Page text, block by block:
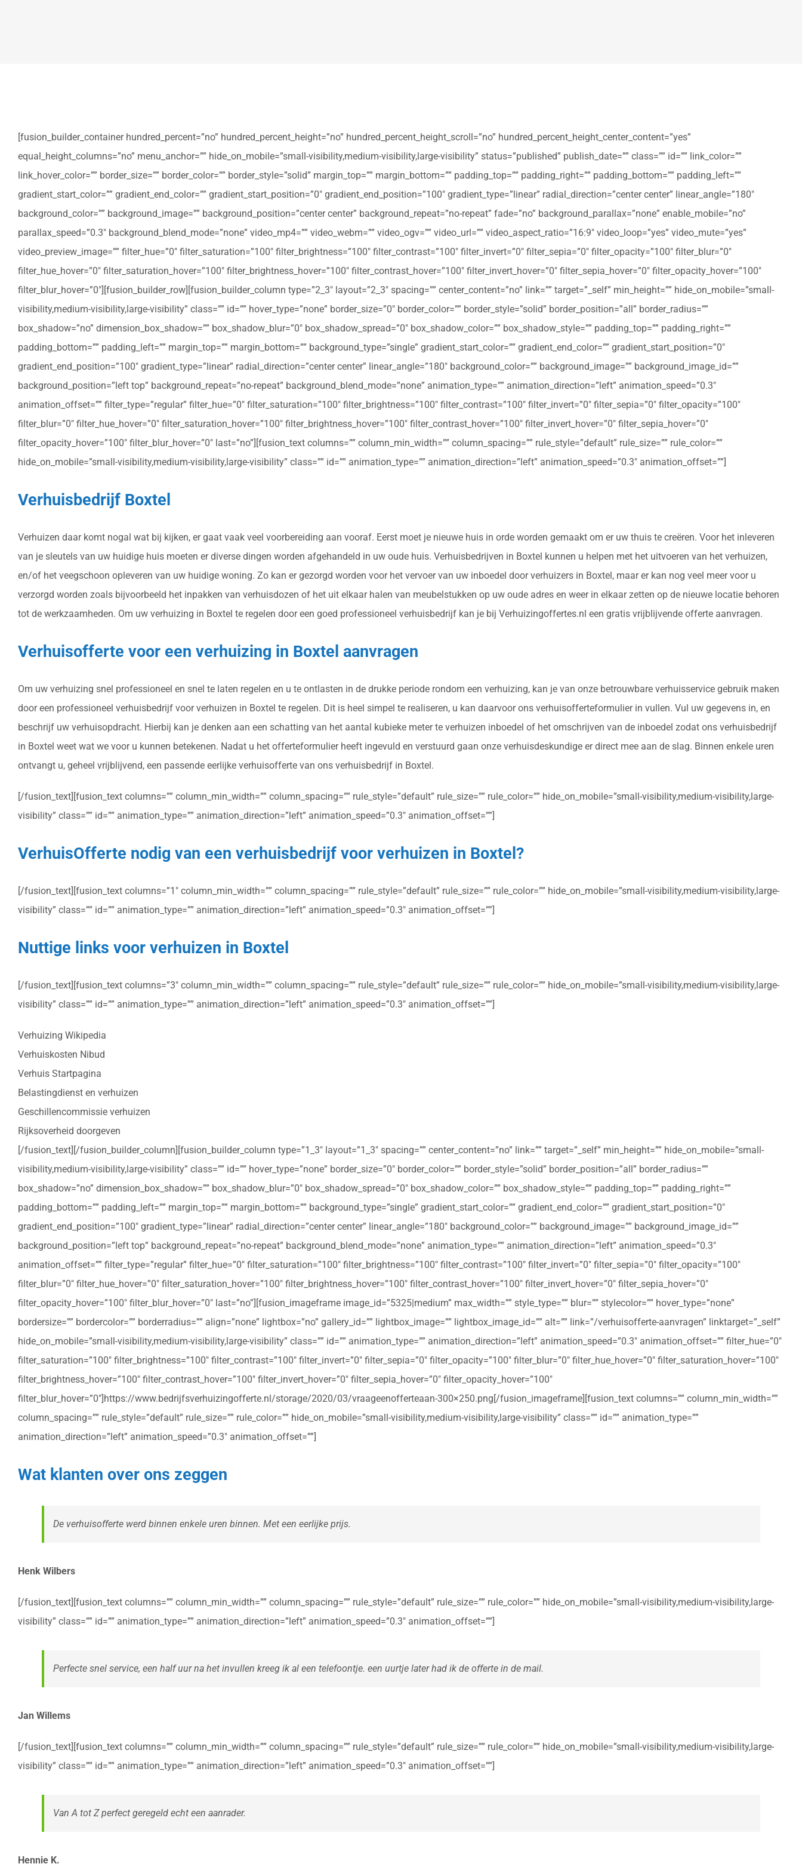
[fusion_builder_container hundred_percent=”no” hundred_percent_height=”no” hundred_percent_height_scroll=”no” hundred_percent_height_center_content=”yes”
equal_height_columns=”no” menu_anchor=”” hide_on_mobile=”small-visibility,medium-visibility,large-visibility” status=”published” publish_date=”” class=”” id=”” link_color=””
link_hover_color=”” border_size=”” border_color=”” border_style=”solid” margin_top=”” margin_bottom=”” padding_top=”” padding_right=”” padding_bottom=”” padding_left=””
gradient_start_color=”” gradient_end_color=”” gradient_start_position=”0″ gradient_end_position=”100″ gradient_type=”linear” radial_direction=”center center” linear_angle=”180″
background_color=”” background_image=”” background_position=”center center” background_repeat=”no-repeat” fade=”no” background_parallax=”none” enable_mobile=”no”
parallax_speed=”0.3″ background_blend_mode=”none” video_mp4=”” video_webm=”” video_ogv=”” video_url=”” video_aspect_ratio=”16:9″ video_loop=”yes” video_mute=”yes”
video_preview_image=”” filter_hue=”0″ filter_saturation=”100″ filter_brightness=”100″ filter_contrast=”100″ filter_invert=”0″ filter_sepia=”0″ filter_opacity=”100″ filter_blur=”0″
filter_hue_hover=”0″ filter_saturation_hover=”100″ filter_brightness_hover=”100″ filter_contrast_hover=”100″ filter_invert_hover=”0″ filter_sepia_hover=”0″ filter_opacity_hover=”100″
filter_blur_hover=”0″][fusion_builder_row][fusion_builder_column type=”2_3″ layout=”2_3″ spacing=”” center_content=”no” link=”” target=”_self” min_height=”” hide_on_mobile=”small-
visibility,medium-visibility,large-visibility” class=”” id=”” hover_type=”none” border_size=”0″ border_color=”” border_style=”solid” border_position=”all” border_radius=””
box_shadow=”no” dimension_box_shadow=”” box_shadow_blur=”0″ box_shadow_spread=”0″ box_shadow_color=”” box_shadow_style=”” padding_top=”” padding_right=””
padding_bottom=”” padding_left=”” margin_top=”” margin_bottom=”” background_type=”single” gradient_start_color=”” gradient_end_color=”” gradient_start_position=”0″
gradient_end_position=”100″ gradient_type=”linear” radial_direction=”center center” linear_angle=”180″ background_color=”” background_image=”” background_image_id=””
background_position=”left top” background_repeat=”no-repeat” background_blend_mode=”none” animation_type=”” animation_direction=”left” animation_speed=”0.3″
animation_offset=”” filter_type=”regular” filter_hue=”0″ filter_saturation=”100″ filter_brightness=”100″ filter_contrast=”100″ filter_invert=”0″ filter_sepia=”0″ filter_opacity=”100″
filter_blur=”0″ filter_hue_hover=”0″ filter_saturation_hover=”100″ filter_brightness_hover=”100″ filter_contrast_hover=”100″ filter_invert_hover=”0″ filter_sepia_hover=”0″
filter_opacity_hover=”100″ filter_blur_hover=”0″ last=”no”][fusion_text columns=”” column_min_width=”” column_spacing=”” rule_style=”default” rule_size=”” rule_color=””
hide_on_mobile=”small-visibility,medium-visibility,large-visibility” class=”” id=”” animation_type=”” animation_direction=”left” animation_speed=”0.3″ animation_offset=””]
Verhuisbedrijf Boxtel
Verhuizen daar komt nogal wat bij kijken, er gaat vaak veel voorbereiding aan vooraf. Eerst moet je nieuwe huis in orde worden gemaakt om er uw thuis te creëren. Voor het inleveren
van je sleutels van uw huidige huis moeten er diverse dingen worden afgehandeld in uw oude huis. Verhuisbedrijven in Boxtel kunnen u helpen met het uitvoeren van het verhuizen,
en/of het veegschoon opleveren van uw huidige woning. Zo kan er gezorgd worden voor het vervoer van uw inboedel door verhuizers in Boxtel, maar er kan nog veel meer voor u
verzorgd worden zoals bijvoorbeeld het inpakken van verhuisdozen of het uit elkaar halen van meubelstukken op uw oude adres en weer in elkaar zetten op de nieuwe locatie behoren
tot de werkzaamheden. Om uw verhuizing in Boxtel te regelen door een goed professioneel verhuisbedrijf kan je bij Verhuizingoffertes.nl een gratis vrijblijvende offerte aanvragen.
Verhuisofferte voor een verhuizing in Boxtel aanvragen
Om uw verhuizing snel professioneel en snel te laten regelen en u te ontlasten in de drukke periode rondom een verhuizing, kan je van onze betrouwbare verhuisservice gebruik maken
door een professioneel verhuisbedrijf voor verhuizen in Boxtel te regelen. Dit is heel simpel te realiseren, u kan daarvoor ons verhuisofferteformulier in vullen. Vul uw gegevens in, en
beschrijf uw verhuisopdracht. Hierbij kan je denken aan een schatting van het aantal kubieke meter te verhuizen inboedel of het omschrijven van de inboedel zodat ons verhuisbedrijf
in Boxtel weet wat we voor u kunnen betekenen. Nadat u het offerteformulier heeft ingevuld en verstuurd gaan onze verhuisdeskundige er direct mee aan de slag. Binnen enkele uren
ontvangt u, geheel vrijblijvend, een passende eerlijke verhuisofferte van ons verhuisbedrijf in Boxtel.
[/fusion_text][fusion_text columns=”” column_min_width=”” column_spacing=”” rule_style=”default” rule_size=”” rule_color=”” hide_on_mobile=”small-visibility,medium-visibility,large-
visibility” class=”” id=”” animation_type=”” animation_direction=”left” animation_speed=”0.3″ animation_offset=””]
VerhuisOfferte nodig van een verhuisbedrijf voor verhuizen in Boxtel?
[/fusion_text][fusion_text columns=”1″ column_min_width=”” column_spacing=”” rule_style=”default” rule_size=”” rule_color=”” hide_on_mobile=”small-visibility,medium-visibility,large-
visibility” class=”” id=”” animation_type=”” animation_direction=”left” animation_speed=”0.3″ animation_offset=””]
Nuttige links voor verhuizen in Boxtel
[/fusion_text][fusion_text columns=”3″ column_min_width=”” column_spacing=”” rule_style=”default” rule_size=”” rule_color=”” hide_on_mobile=”small-visibility,medium-visibility,large-
visibility” class=”” id=”” animation_type=”” animation_direction=”left” animation_speed=”0.3″ animation_offset=””]
Verhuizing Wikipedia
Verhuiskosten Nibud
Verhuis Startpagina
Belastingdienst en verhuizen
Geschillencommissie verhuizen
Rijksoverheid doorgeven
[/fusion_text][/fusion_builder_column][fusion_builder_column type=”1_3″ layout=”1_3″ spacing=”” center_content=”no” link=”” target=”_self” min_height=”” hide_on_mobile=”small-
visibility,medium-visibility,large-visibility” class=”” id=”” hover_type=”none” border_size=”0″ border_color=”” border_style=”solid” border_position=”all” border_radius=””
box_shadow=”no” dimension_box_shadow=”” box_shadow_blur=”0″ box_shadow_spread=”0″ box_shadow_color=”” box_shadow_style=”” padding_top=”” padding_right=””
padding_bottom=”” padding_left=”” margin_top=”” margin_bottom=”” background_type=”single” gradient_start_color=”” gradient_end_color=”” gradient_start_position=”0″
gradient_end_position=”100″ gradient_type=”linear” radial_direction=”center center” linear_angle=”180″ background_color=”” background_image=”” background_image_id=””
background_position=”left top” background_repeat=”no-repeat” background_blend_mode=”none” animation_type=”” animation_direction=”left” animation_speed=”0.3″
animation_offset=”” filter_type=”regular” filter_hue=”0″ filter_saturation=”100″ filter_brightness=”100″ filter_contrast=”100″ filter_invert=”0″ filter_sepia=”0″ filter_opacity=”100″
filter_blur=”0″ filter_hue_hover=”0″ filter_saturation_hover=”100″ filter_brightness_hover=”100″ filter_contrast_hover=”100″ filter_invert_hover=”0″ filter_sepia_hover=”0″
filter_opacity_hover=”100″ filter_blur_hover=”0″ last=”no”][fusion_imageframe image_id=”5325|medium” max_width=”” style_type=”” blur=”” stylecolor=”” hover_type=”none”
bordersize=”” bordercolor=”” borderradius=”” align=”none” lightbox=”no” gallery_id=”” lightbox_image=”” lightbox_image_id=”” alt=”” link=”/verhuisofferte-aanvragen” linktarget=”_self”
hide_on_mobile=”small-visibility,medium-visibility,large-visibility” class=”” id=”” animation_type=”” animation_direction=”left” animation_speed=”0.3″ animation_offset=”” filter_hue=”0″
filter_saturation=”100″ filter_brightness=”100″ filter_contrast=”100″ filter_invert=”0″ filter_sepia=”0″ filter_opacity=”100″ filter_blur=”0″ filter_hue_hover=”0″ filter_saturation_hover=”100″
filter_brightness_hover=”100″ filter_contrast_hover=”100″ filter_invert_hover=”0″ filter_sepia_hover=”0″ filter_opacity_hover=”100″
filter_blur_hover=”0″]https://www.bedrijfsverhuizingofferte.nl/storage/2020/03/vraageenofferteaan-300×250.png[/fusion_imageframe][fusion_text columns=”” column_min_width=””
column_spacing=”” rule_style=”default” rule_size=”” rule_color=”” hide_on_mobile=”small-visibility,medium-visibility,large-visibility” class=”” id=”” animation_type=””
animation_direction=”left” animation_speed=”0.3″ animation_offset=””]
Wat klanten over ons zeggen
De verhuisofferte werd binnen enkele uren binnen. Met een eerlijke prijs.
Henk Wilbers
[/fusion_text][fusion_text columns=”” column_min_width=”” column_spacing=”” rule_style=”default” rule_size=”” rule_color=”” hide_on_mobile=”small-visibility,medium-visibility,large-
visibility” class=”” id=”” animation_type=”” animation_direction=”left” animation_speed=”0.3″ animation_offset=””]
Perfecte snel service, een half uur na het invullen kreeg ik al een telefoontje. een uurtje later had ik de offerte in de mail.
Jan Willems
[/fusion_text][fusion_text columns=”” column_min_width=”” column_spacing=”” rule_style=”default” rule_size=”” rule_color=”” hide_on_mobile=”small-visibility,medium-visibility,large-
visibility” class=”” id=”” animation_type=”” animation_direction=”left” animation_speed=”0.3″ animation_offset=””]
Van A tot Z perfect geregeld echt een aanrader.
Hennie K.